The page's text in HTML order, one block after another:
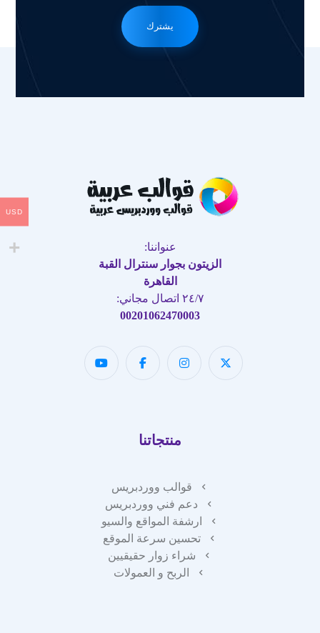
يشترك
عنواننا:
الزيتون بجوار سنترال القبة
القاهرة
٢٤/٧ اتصال مجاني:
00201062470003
منتجاتنا
قوالب ووردبريس
دعم فني ووردبريس
ارشفة المواقع والسيو
تحسين سرعة الموقع
شراء زوار حقيقيين
الربح و العمولات
USD